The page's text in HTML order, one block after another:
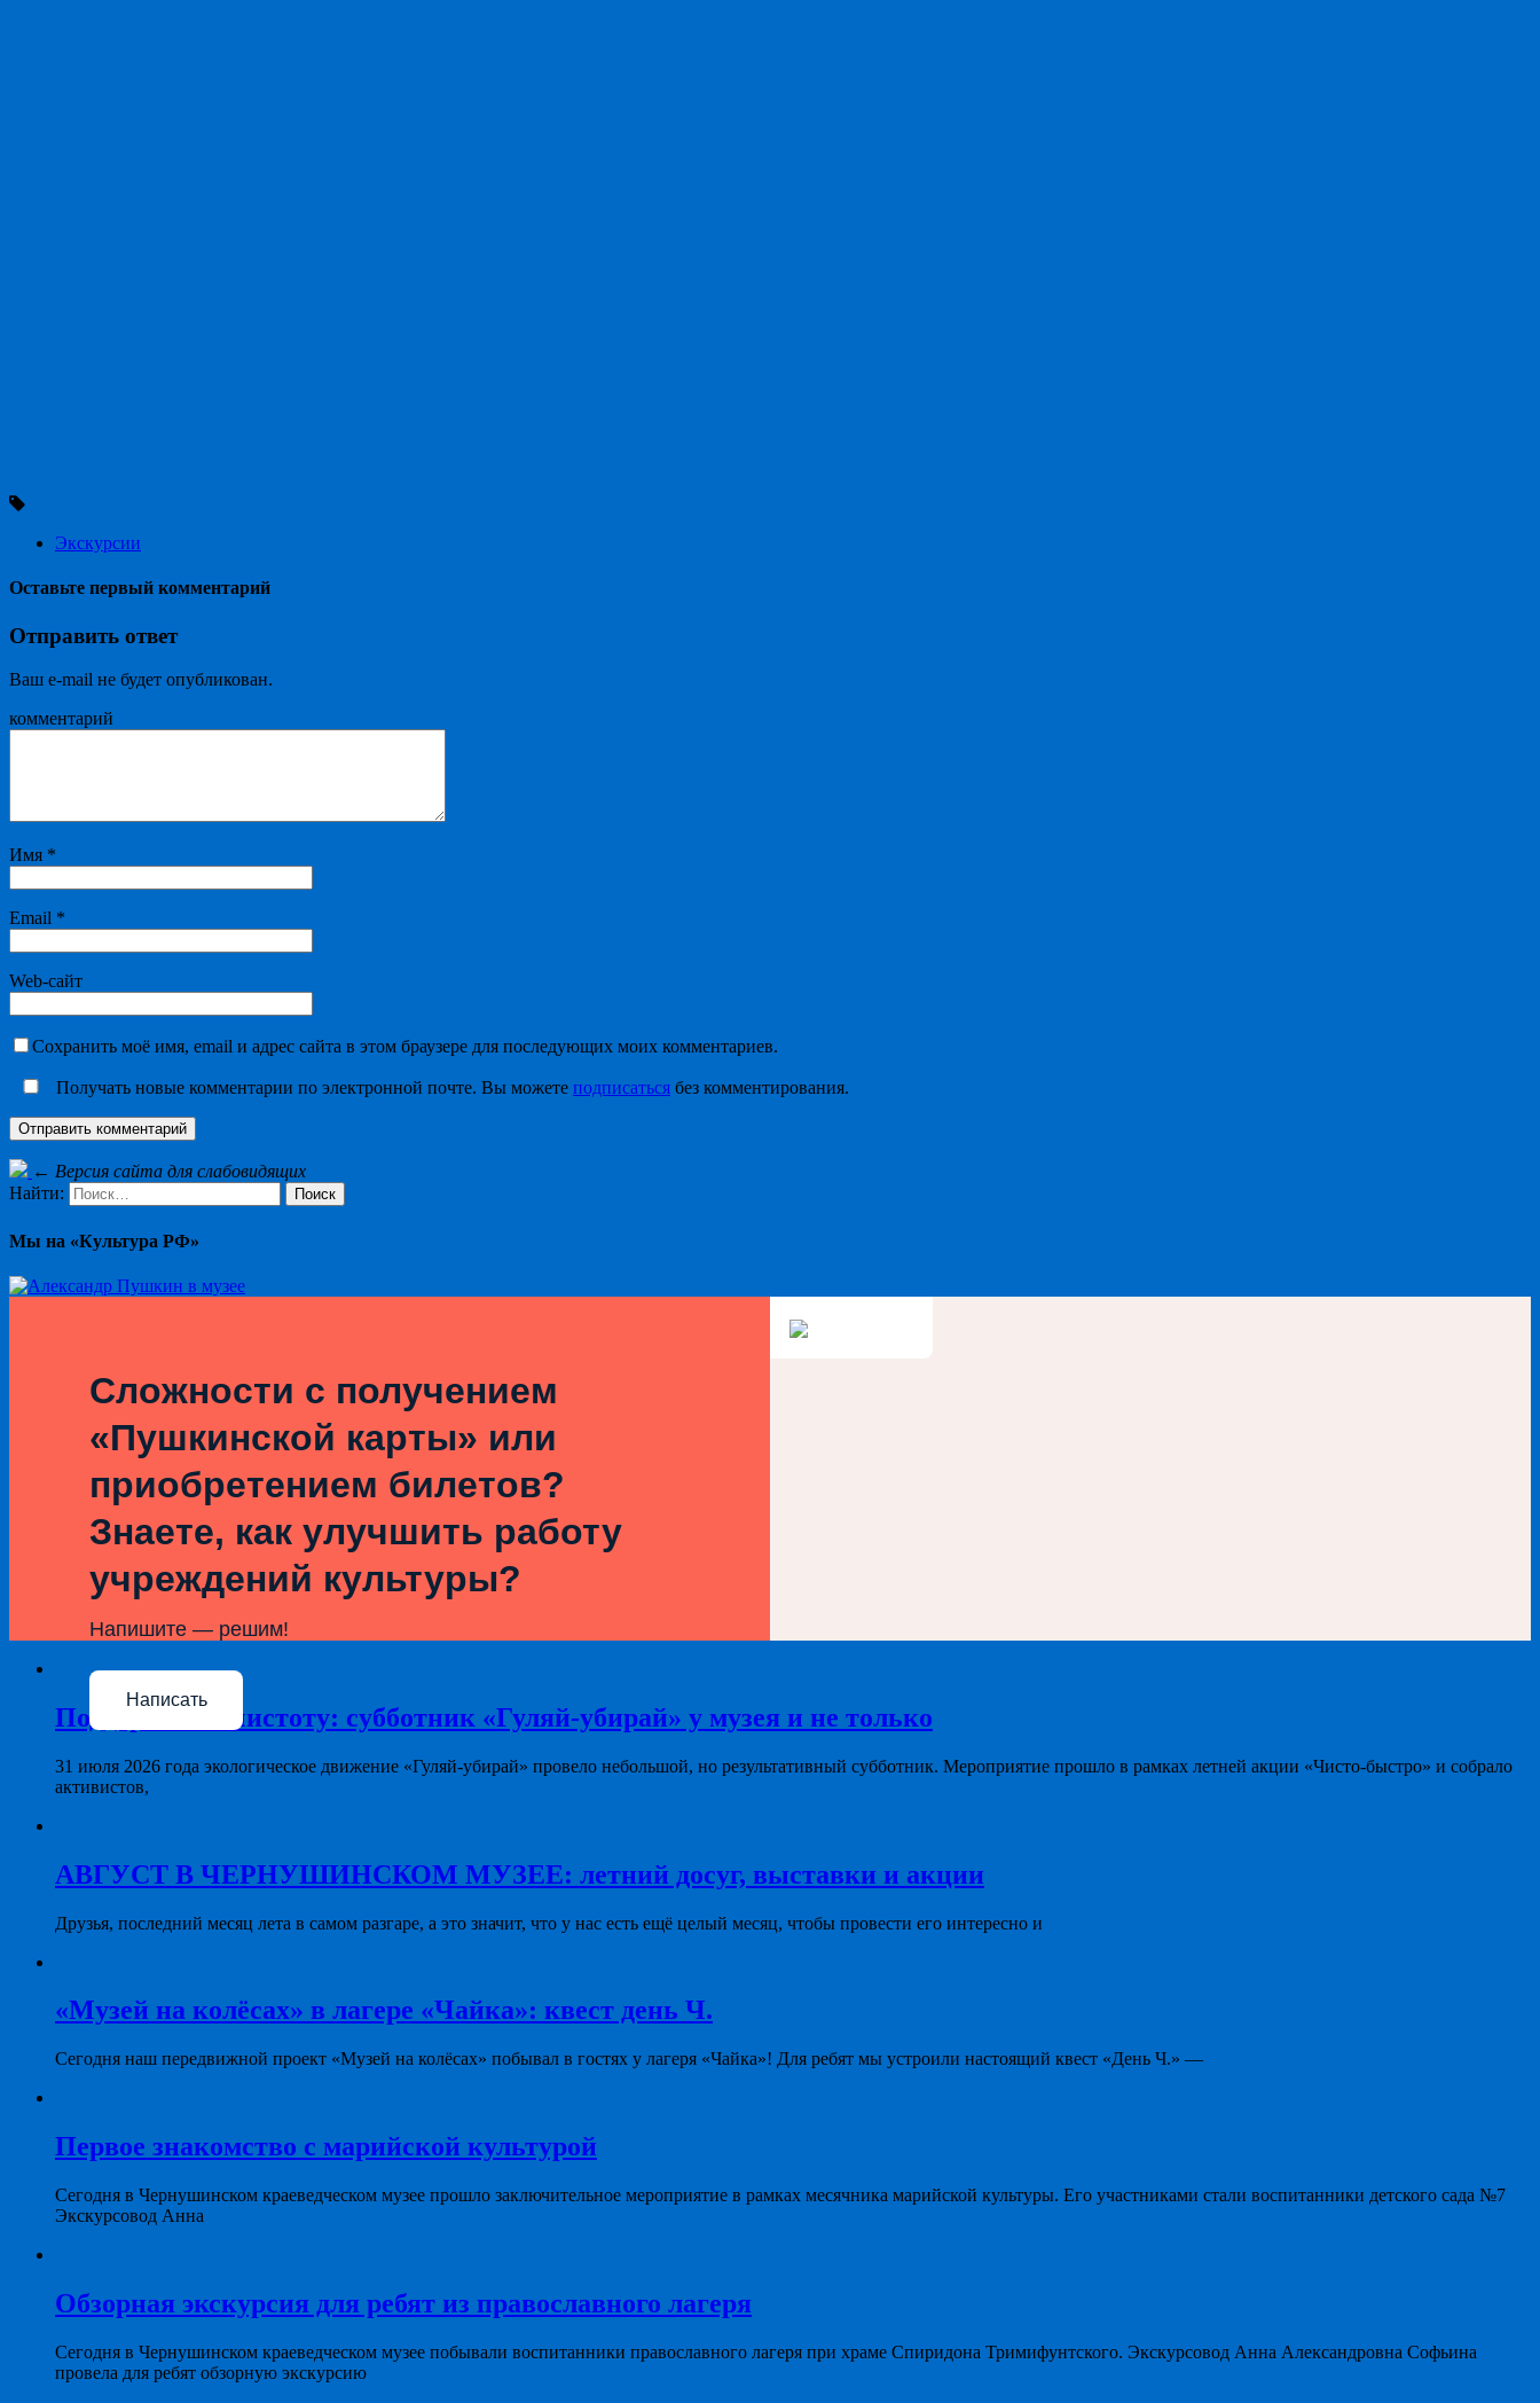
Экскурсии
Оставьте первый комментарий
Отправить ответ
Ваш e-mail не будет опубликован.
комментарий
Имя *
Email *
Web-сайт
Сохранить моё имя, email и адрес сайта в этом браузере для последующих моих комментариев.
Получать новые комментарии по электронной почте. Вы можете подписаться без комментирования.
← Версия сайта для слабовидящих
Найти:
Мы на «Культура РФ»
Сложности с получением
«Пушкинской карты» или
приобретением билетов?
Знаете, как улучшить работу
учреждений культуры?
Напишите — решим!
Написать
Поддерживая чистоту: субботник «Гуляй-убирай» у музея и не только
31 июля 2026 года экологическое движение «Гуляй-убирай» провело небольшой, но результативный субботник. Мероприятие прошло в рамках летней акции «Чисто-быстро» и собрало
активистов,
АВГУСТ В ЧЕРНУШИНСКОМ МУЗЕЕ: летний досуг, выставки и акции
Друзья, последний месяц лета в самом разгаре, а это значит, что у нас есть ещё целый месяц, чтобы провести его интересно и
«Музей на колёсах» в лагере «Чайка»: квест день Ч.
Сегодня наш передвижной проект «Музей на колёсах» побывал в гостях у лагеря «Чайка»! Для ребят мы устроили настоящий квест «День Ч.» —
Первое знакомство с марийской культурой
Сегодня в Чернушинском краеведческом музее прошло заключительное мероприятие в рамках месячника марийской культуры. Его участниками стали воспитанники детского сада №7
Экскурсовод Анна
Обзорная экскурсия для ребят из православного лагеря
Сегодня в Чернушинском краеведческом музее побывали воспитанники православного лагеря при храме Спиридона Тримифунтского. Экскурсовод Анна Александровна Софьина
провела для ребят обзорную экскурсию